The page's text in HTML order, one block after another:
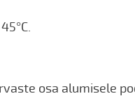
osa alumisele